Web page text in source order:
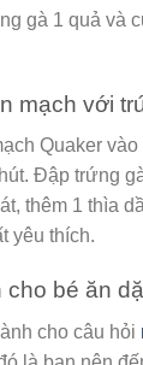
gà 1 quả và
mạch với
Quaker
Đập trứng
thêm 1 thìa
yêu thích.
cho bé ăn
cho câu hỏi